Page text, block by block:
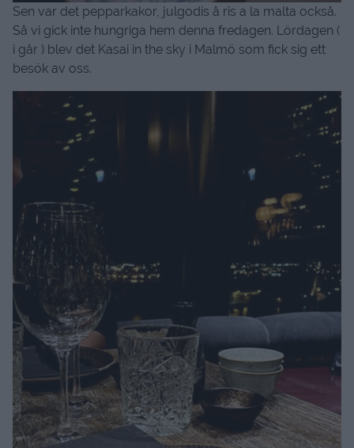
Sen var det pepparkakor, julgodis å ris a la malta också.
Så vi gick inte hungriga hem denna fredagen. Lördagen (
i går ) blev det Kasai in the sky i Malmö som fick sig ett
besök av oss.